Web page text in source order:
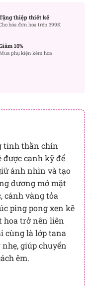
thiệp thiết kế
hóa đơn hoa trên 399K
10%
phụ kiện kèm hoa
tinh thần chín
canh kỹ để
ánh nhìn và tạo
dương mở mặt
cánh vàng tỏa
ping pong xen kẽ
hoa trở nên liên
cùng là lớp tana
giúp chuyển
êm.